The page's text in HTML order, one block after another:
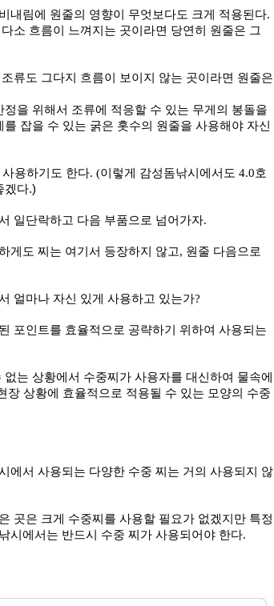
내림에 원줄의 영향이 무엇보다도 크게 적용된다.
소 흐름이 느껴지는 곳이라면 당연히 원줄은 그
류도 그다지 흐름이 보이지 않는 곳이라면 원줄은
을 위해서 조류에 적응할 수 있는 무게의 봉돌을
잡을 수 있는 굵은 홋수의 원줄을 사용해야 자신
용하기도 한다. (이렇게 감성돔낚시에서도 4.0호
겠다.)
일단락하고 다음 부품으로 넘어가자.
게도 찌는 여기서 등장하지 않고, 원줄 다음으로
얼마나 자신 있게 사용하고 있는가?
포인트를 효율적으로 공략하기 위하여 사용되는
는 상황에서 수중찌가 사용자를 대신하여 물속에
상황에 효율적으로 적용될 수 있는 모양의 수중
에서 사용되는 다양한 수중 찌는 거의 사용되지 않
곳은 크게 수중찌를 사용할 필요가 없겠지만 특정
시에서는 반드시 수중 찌가 사용되어야 한다.